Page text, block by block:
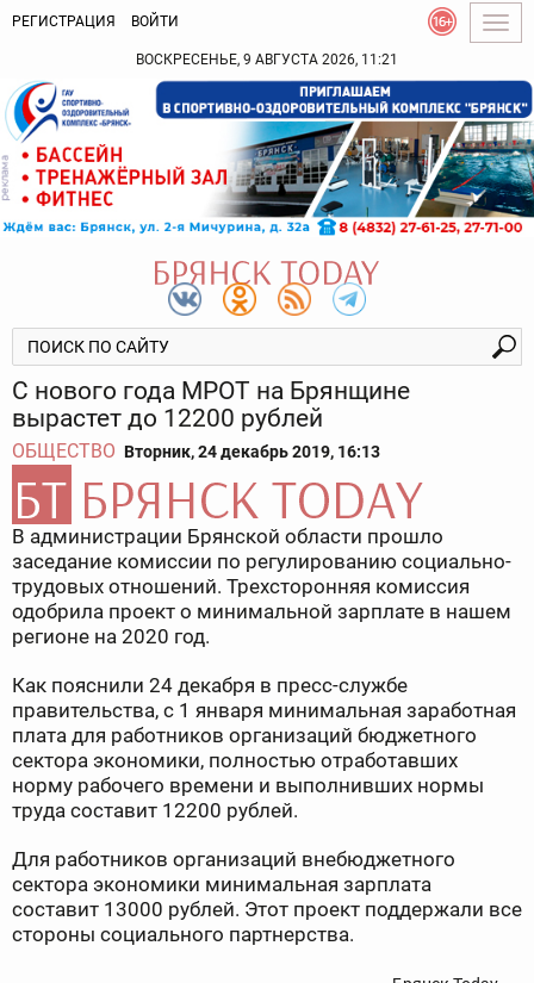
РЕГИСТРАЦИЯ ВОЙТИ
ВОСКРЕСЕНЬЕ, 9 АВГУСТА 2026, 11:21
С нового года МРОТ на Брянщине
вырастет до 12200 рублей
ОБЩЕСТВО Вторник, 24 декабрь 2019, 16:13
В администрации Брянской области прошло
заседание комиссии по регулированию социально-
трудовых отношений. Трехсторонняя комиссия
одобрила проект о минимальной зарплате в нашем
регионе на 2020 год.
Как пояснили 24 декабря в пресс-службе
правительства, с 1 января минимальная заработная
плата для работников организаций бюджетного
сектора экономики, полностью отработавших
норму рабочего времени и выполнивших нормы
труда составит 12200 рублей.
Для работников организаций внебюджетного
сектора экономики минимальная зарплата
составит 13000 рублей. Этот проект поддержали все
стороны социального партнерства.